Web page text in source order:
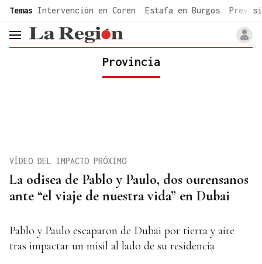
common.go-to-content
Temas Intervención en Coren Estafa en Burgos
header.menu.open
Provincia
La odisea de Pablo y Paulo, dos ourensanos
ante “el viaje de nuestra vida” en Dubai
VÍDEO DEL IMPACTO PRÓXIMO
Pablo y Paulo escaparon de Dubai por tierra y aire
tras impactar un misil al lado de su residencia